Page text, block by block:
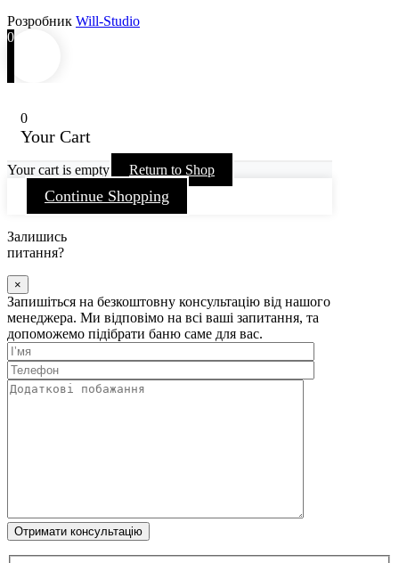
Розробник Will-Studio
0
0
Your Cart
Your cart is empty Return to Shop
Continue Shopping
Залишись
питання?
×
Запишіться на безкоштовну консультацію від нашого
менеджера. Ми відповімо на всі ваші запитання, та
допоможемо підібрати баню саме для вас.